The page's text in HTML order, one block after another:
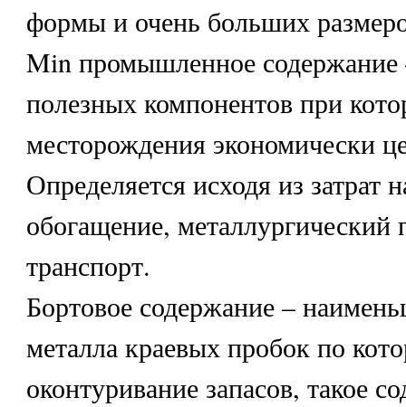
формы и очень больших
Min промышленное содержание
полезных компонентов при
месторождения экономически
Определяется исходя из затрат
обогащение, металлургический
транспорт.
Бортовое содержание –
металла краевых пробок по
оконтуривание запасов, такое